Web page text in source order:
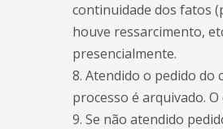
continuidade dos fatos
houve ressarcimento,
presencialmente.
8. Atendido o pedido do
processo é arquivado.
9. Se não atendido